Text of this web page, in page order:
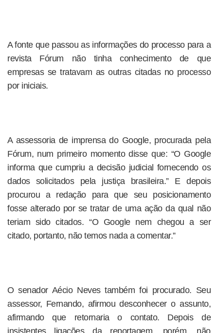
A fonte que passou as informações do processo para a
revista Fórum não tinha conhecimento de que
empresas se tratavam as outras citadas no processo
por iniciais.
A assessoria de imprensa do Google, procurada pela
Fórum, num primeiro momento disse que: “O Google
informa que cumpriu a decisão judicial fornecendo os
dados solicitados pela justiça brasileira.” E depois
procurou a redação para que seu posicionamento
fosse alterado por se tratar de uma ação da qual não
teriam sido citados. “O Google nem chegou a ser
citado, portanto, não temos nada a comentar.”
O senador Aécio Neves também foi procurado. Seu
assessor, Fernando, afirmou desconhecer o assunto,
afirmando que retornaria o contato. Depois de
insistentes ligações da reportagem, porém, não